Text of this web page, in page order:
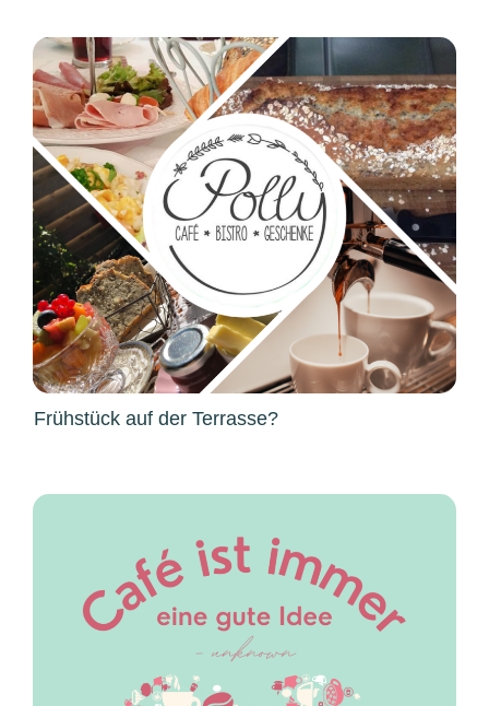
Frühstück auf der Terrasse?